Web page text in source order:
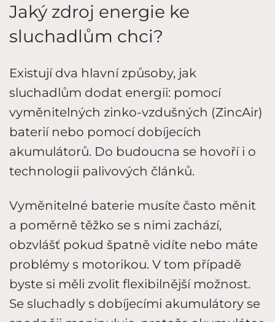
Jaký zdroj energie ke
sluchadlům chci?
Existují dva hlavní způsoby, jak
sluchadlům dodat energii: pomocí
vyměnitelných zinko-vzdušných (ZincAir)
baterií nebo pomocí dobíjecích
akumulátorů. Do budoucna se hovoří i o
technologii palivových článků.
Vyměnitelné baterie musíte často měnit
a poměrně těžko se s nimi zachází,
obzvlášť pokud špatně vidíte nebo máte
problémy s motorikou. V tom případě
byste si měli zvolit flexibilnější možnost.
Se sluchadly s dobíjecími akumulátory se